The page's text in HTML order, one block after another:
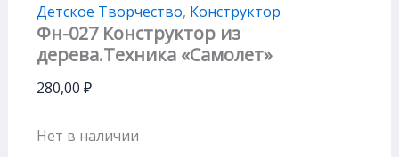
Детское Творчество, Конструктор
Фн-027 Конструктор из
дерева.Техника «Самолет»
280,00 ₽
Нет в наличии